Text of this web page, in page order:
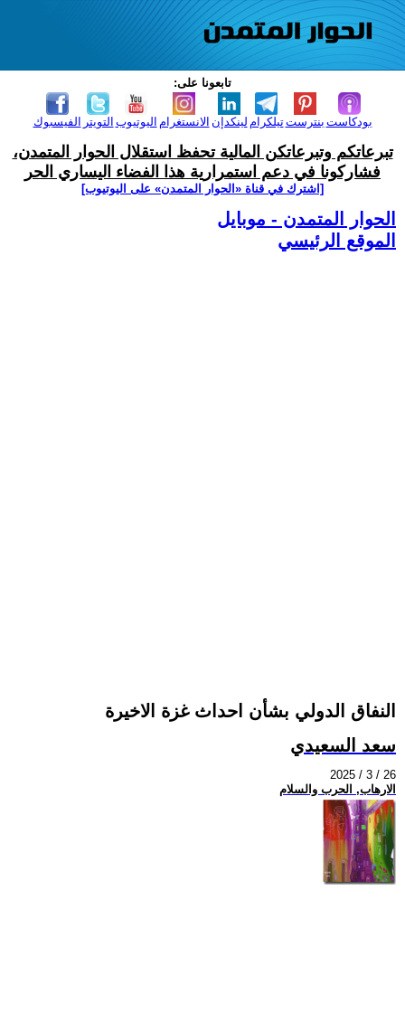
تابعونا على:
الفيسبوك التويتر اليوتيوب الانستغرام لينكدإن تيلكرامبنترست بودكاست
تبرعاتكم وتبرعاتكن المالية تحفظ استقلال الحوار المتمدن،
فشاركونا في دعم استمرارية هذا الفضاء اليساري الحر
[اشترك في قناة ‫«الحوار المتمدن» على اليوتيوب]
الحوار المتمدن - موبايل
الموقع الرئيسي
النفاق الدولي بشأن احداث غزة الاخيرة
سعد السعيدي
2025 / 3 / 26
الارهاب, الحرب والسلام